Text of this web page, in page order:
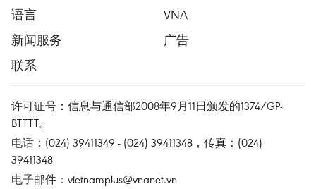
语言
VNA
新闻服务
广告
联系
许可证号：信息与通信部2008年9月11日颁发的1374/GP-
BTTTT。
电话：(024) 39411349 - (024) 39411348，传真：(024)
39411348
电子邮件： vietnamplus@vnanet.vn